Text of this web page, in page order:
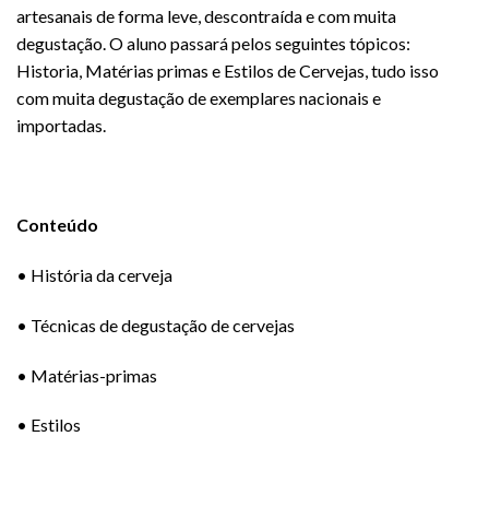
artesanais de forma leve, descontraída e com muita
degustação. O aluno passará pelos seguintes tópicos:
Historia, Matérias primas e Estilos de Cervejas, tudo isso
com muita degustação de exemplares nacionais e
importadas.
Conteúdo
• História da cerveja
• Técnicas de degustação de cervejas
• Matérias-primas
• Estilos